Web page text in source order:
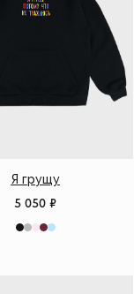
Я грущу
5 050 ₽